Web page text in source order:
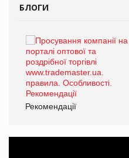
БЛОГИ
Рекомендації